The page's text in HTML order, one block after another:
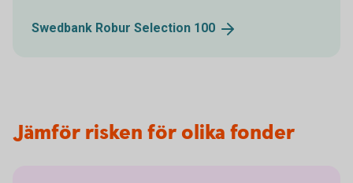
Swedbank Robur Selection 100
Jämför risken för olika fonder